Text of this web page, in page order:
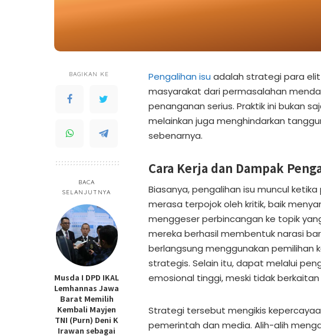
BAGIKAN KE
BACA
SELANJUTNYA
Musda I DPD IKAL
Lemhannas Jawa
Barat Memilih
Kembali Mayjen
TNI (Purn) Deni K
Irawan sebagai
Pengalihan isu adalah strategi para
masyarakat dari permasalahan
penanganan serius. Praktik ini bukan
melainkan juga menghindarkan
sebenarnya.
Cara Kerja dan Dampak
Biasanya, pengalihan isu muncul
merasa terpojok oleh kritik, baik
menggeser perbincangan ke topik
mereka berhasil membentuk narasi
berlangsung menggunakan
strategis. Selain itu, dapat melalui
emosional tinggi, meski tidak
Strategi tersebut mengikis
pemerintah dan media. Alih-alih